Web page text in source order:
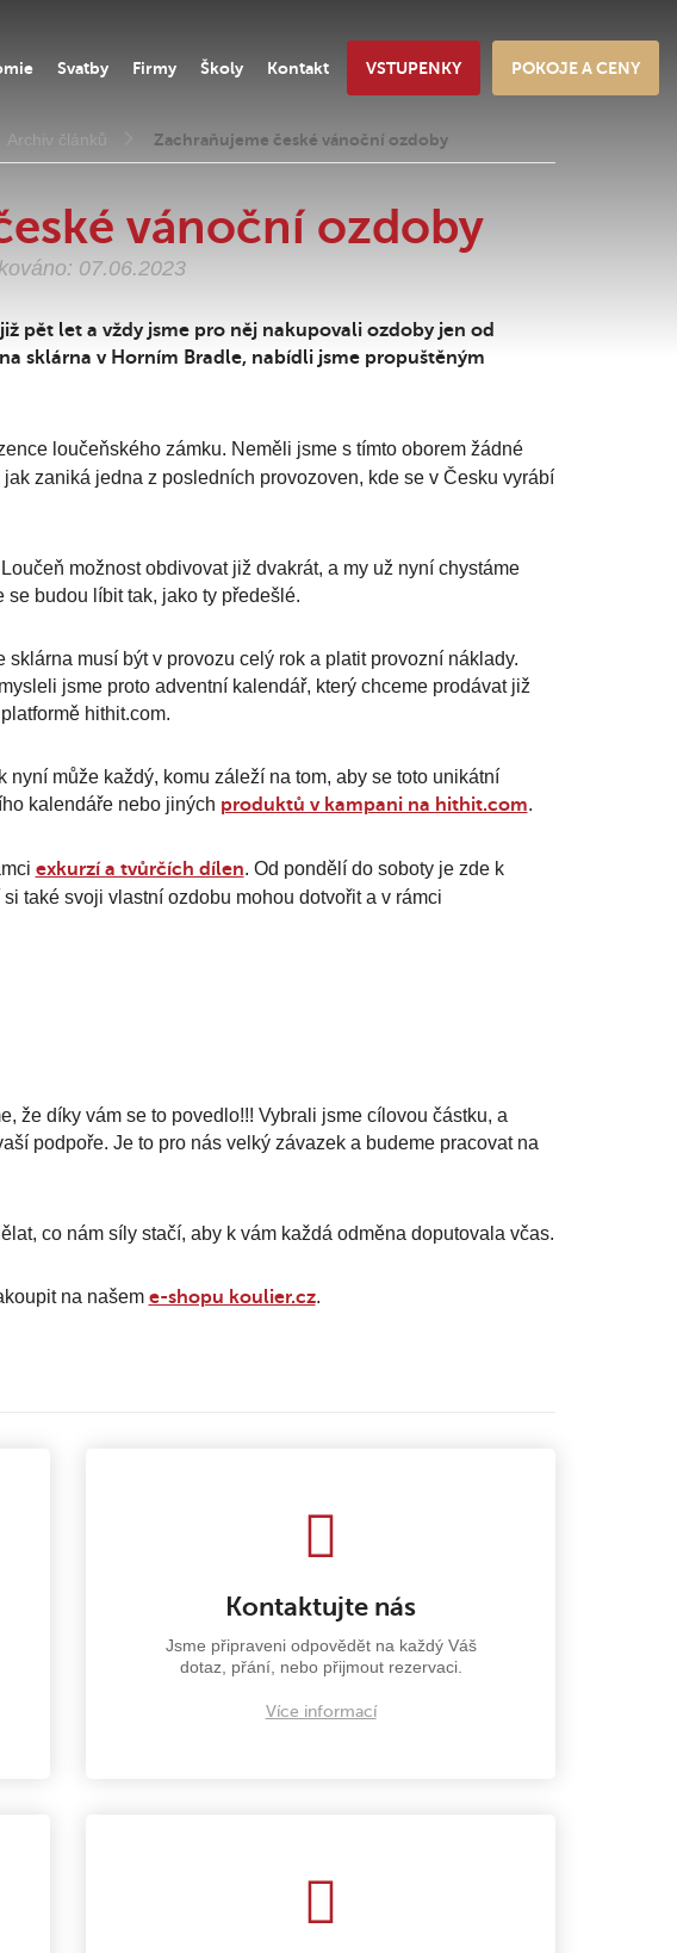
VSTUPENKY POKOJE A CENY
Svatby Firmy Školy Kontakt
Archiv článků Zachraňujeme české vánoční ozdoby
vánoční ozdoby
07.06.2023
pět let a vždy jsme pro něj nakupovali ozdoby jen od
sklárna v Horním Bradle, nabídli jsme propuštěným
loučeňského zámku. Neměli jsme s tímto oborem žádné
zaniká jedna z posledních provozoven, kde se v Česku vyrábí
možnost obdivovat již dvakrát, a my už nyní chystáme
se budou líbit tak, jako ty předešlé.
musí být v provozu celý rok a platit provozní náklady.
jsme proto adventní kalendář, který chceme prodávat již
hithit.com.
může každý, komu záleží na tom, aby se toto unikátní
kalendáře nebo jiných produktů v kampani na hithit.com.
exkurzí a tvůrčích dílen. Od pondělí do soboty je zde k
také svoji vlastní ozdobu mohou dotvořit a v rámci
že díky vám se to povedlo!!! Vybrali jsme cílovou částku, a
podpoře. Je to pro nás velký závazek a budeme pracovat na
co nám síly stačí, aby k vám každá odměna doputovala včas.
na našem e-shopu koulier.cz.
Kontaktujte nás
Jsme připraveni odpovědět na každý Váš
dotaz, přání, nebo přijmout rezervaci.
Více informací